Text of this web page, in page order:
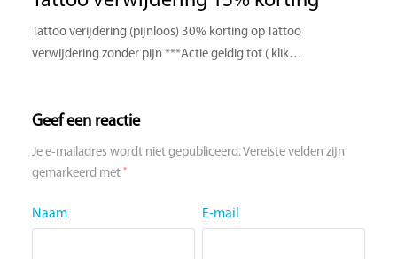
Tattoo verijdering (pijnloos) 30% korting op Tattoo
verwijdering zonder pijn ***Actie geldig tot ( klik…
Geef een reactie
Je e-mailadres wordt niet gepubliceerd.Vereiste velden zijn
gemarkeerd met *
Naam E-mail